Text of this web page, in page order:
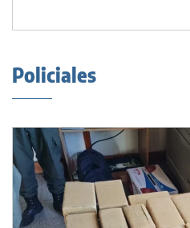
Policiales